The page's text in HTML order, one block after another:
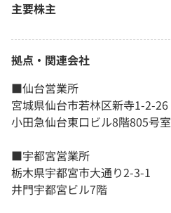
主要株主
拠点・関連会社
■仙台営業所
宮城県仙台市若林区新寺1-2-26
小田急仙台東口ビル8階805号室
■宇都宮営業所
栃木県宇都宮市大通り2-3-1
井門宇都宮ビル7階